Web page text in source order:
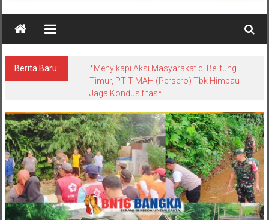
Berita Baru:
*Menyikapi Aksi Masyarakat di Belitung
Timur, PT TIMAH (Persero) Tbk Himbau
Jaga Kondusifitas*